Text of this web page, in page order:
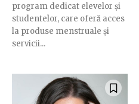
program dedicat elevelor și
studentelor, care oferă acces
la produse menstruale și
servicii...